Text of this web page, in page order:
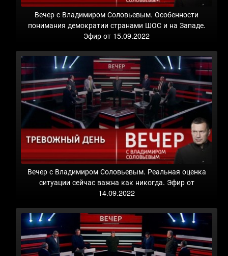
Вечер с Владимиром Соловьевым. Особенности
понимания демократии странами ШОС и на Западе.
Эфир от 15.09.2022
Вечер с Владимиром Соловьевым. Реальная оценка
ситуации сейчас важна как никогда. Эфир от
14.09.2022